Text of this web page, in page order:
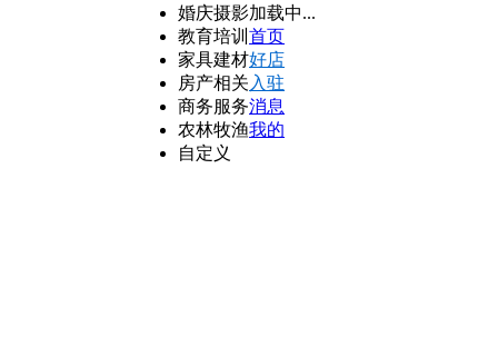
婚庆摄影
教育培训
家具建材
房产相关
商务服务
农林牧渔
自定义
加载中...
首页
好店
入驻
消息
我的